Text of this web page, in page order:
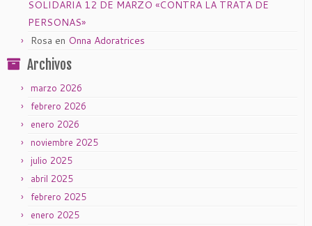
SOLIDARIA 12 DE MARZO «CONTRA LA TRATA DE
PERSONAS»
Rosa en Onna Adoratrices
Archivos
marzo 2026
febrero 2026
enero 2026
noviembre 2025
julio 2025
abril 2025
febrero 2025
enero 2025